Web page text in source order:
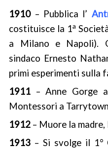
1910– Pubblica l’
costituisce la 1a
a Milano e Napoli).
sindaco Ernesto
primi esperimenti sulla
1911 – Anne Gorge
Montessori a
1912 – Muore la
1913 – Si svolge il 1°